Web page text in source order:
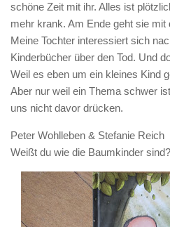
schöne Zeit mit ihr. Alles ist
mehr krank. Am Ende geht sie mit
Meine Tochter interessiert sich
Kinderbücher über den Tod. Und
Weil es eben um ein kleines Kind
Aber nur weil ein Thema schwer
uns nicht davor drücken.
Peter Wohlleben & Stefanie Reich
Weißt du wie die Baumkinder sind?